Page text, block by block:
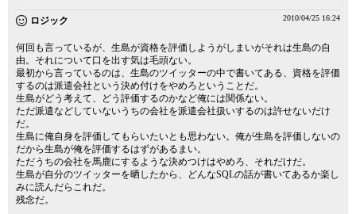
ロジック 2010/04/25 16:24
何回も言っているが、生島が資格を評価しようがしまいがそれは生島の自
由。それについて口を出す気は毛頭ない。
最初から言っているのは、生島のツイッターの中で書いてある、資格を評価
するのは派遣会社という決め付けをやめろということだ。
生島がどう考えて、どう評価するのかなど俺には関係ない。
ただ派遣などしていないうちの会社を派遣会社扱いするのは許せないだけ
だ。
生島に俺自身を評価してもらいたいとも思わない。俺が生島を評価しないの
だから生島が俺を評価するはずがあるまい。
ただうちの会社を馬鹿にするような決めつけはやめろ、それだけだ。
生島が自分のツイッターを晒したから、どんなSQLの話が書いてあるか楽し
みに読んだらこれだ。
残念だ。